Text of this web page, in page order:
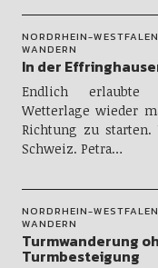
NORDRHEIN-WESTFALEN
WANDERN
In der
Endlich
Wetterlage wieder
Richtung zu
Schweiz. Petra…
NORDRHEIN-WESTFALEN
WANDERN
Turmwanderung
Turmbesteigung